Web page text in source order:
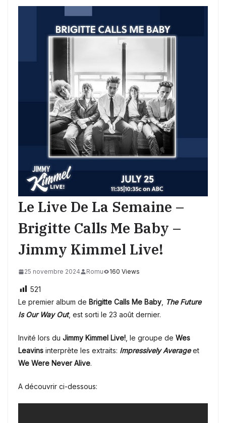
Le Live De La Semaine –
Brigitte Calls Me Baby –
Jimmy Kimmel Live!
25 novembre 2024 Romu 160 Views
521
Le premier album de Brigitte Calls Me Baby
The Future
Is Our Way Out, est sorti le 23 août dernier.
Invité lors du Jimmy Kimmel Live! , le groupe de Wes
Leavins interprète les extraits: Impressively Averageet
We Were Never Alive.
A découvrir ci-dessous: